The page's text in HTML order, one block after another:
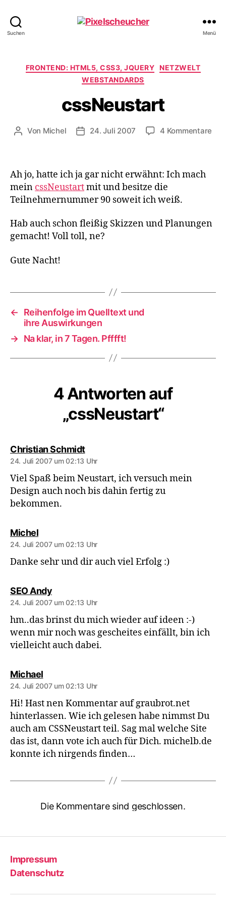
Suchen Menü
Kategorien
FRONTEND: HTML5, CSS3, JQUERY
NETZWELT
WEBSTANDARDS
cssNeustart
Beitragsautor
Von Michel Veröffentlichungsdatum
24. Juli 2007 4 Kommentare
Ah jo, hatte ich ja gar nicht erwähnt: Ich mach
mein cssNeustartmit und besitze die
Teilnehmernummer 90 soweit ich weiß.
Hab auch schon fleißig Skizzen und Planungen
gemacht! Voll toll, ne?
Gute Nacht!
←
Reihenfolge im Quelltext und
ihre Auswirkungen
→ Na klar, in 7 Tagen. Pfffft!
4 Antworten auf
„cssNeustart“
Christian Schmidtsagt:
24. Juli 2007 um 02:13 Uhr
Viel Spaß beim Neustart, ich versuch mein
Design auch noch bis dahin fertig zu
bekommen.
Michelsagt:
24. Juli 2007 um 02:13 Uhr
Danke sehr und dir auch viel Erfolg :)
SEO Andysagt:
24. Juli 2007 um 02:13 Uhr
hm..das brinst du mich wieder auf ideen :-)
wenn mir noch was gescheites einfällt, bin ich
vielleicht auch dabei.
Michaelsagt:
24. Juli 2007 um 02:13 Uhr
Hi! Hast nen Kommentar auf graubrot.net
hinterlassen. Wie ich gelesen habe nimmst Du
auch am CSSNeustart teil. Sag mal welche Site
das ist, dann vote ich auch für Dich. michelb.de
konnte ich nirgends finden…
Die Kommentare sind geschlossen.
Impressum
Datenschutz